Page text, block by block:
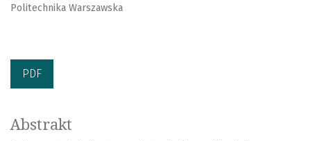
Politechnika Warszawska
PDF
Abstrakt